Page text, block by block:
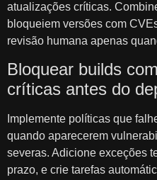
atualizações críticas.
bloqueiem versões com
revisão humana apenas
Bloquear builds
críticas antes do
Implemente políticas que
quando aparecerem
severas. Adicione exceções
prazo, e crie tarefas